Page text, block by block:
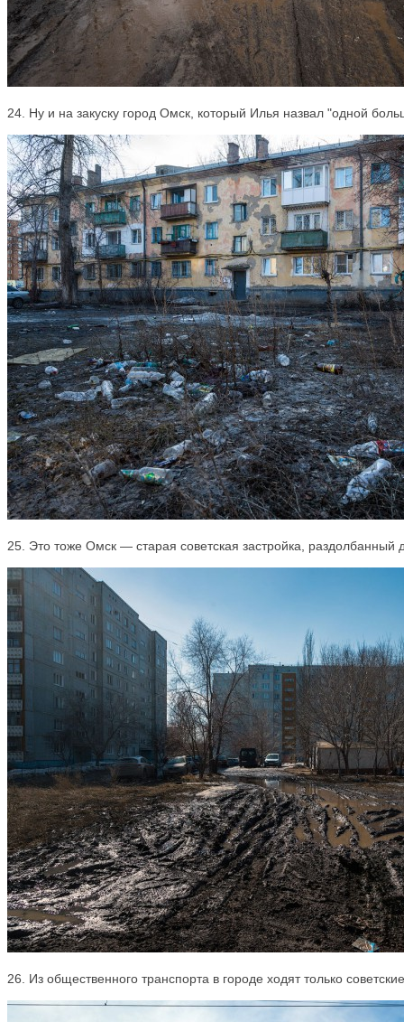
24. Ну и на закуску город Омск, который Илья назвал "одной
25. Это тоже Омск — старая советская застройка,
26. Из общественного транспорта в городе ходят только